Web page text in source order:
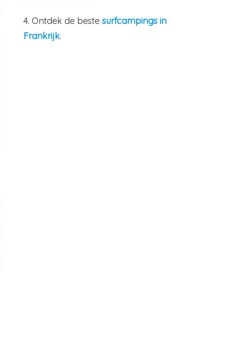
4. Ontdek de beste surfcampings in
Frankrijk.